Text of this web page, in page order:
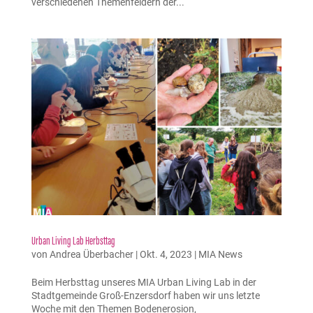
Urban Living Lab Herbsttag
von Andrea Überbacher|Okt. 4, 2023 | MIA News
Beim Herbsttag unseres MIA Urban Living Lab in der
Stadtgemeinde Groß-Enzersdorf haben wir uns letzte
Woche mit den Themen Bodenerosion,